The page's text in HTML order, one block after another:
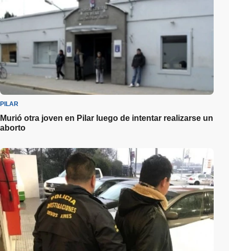
PILAR
Murió otra joven en Pilar luego de intentar realizarse un
aborto